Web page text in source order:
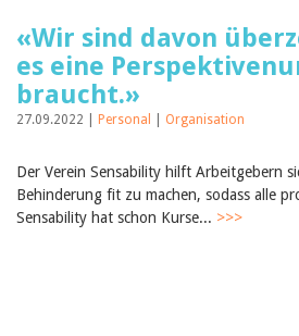
«Wir sind davon
es eine
braucht.»
27.09.2022 | Personal Organisation
Der Verein Sensability hilft Arbeitgebern
Behinderung fit zu machen, sodass alle
Sensability hat schon Kurse... >>>